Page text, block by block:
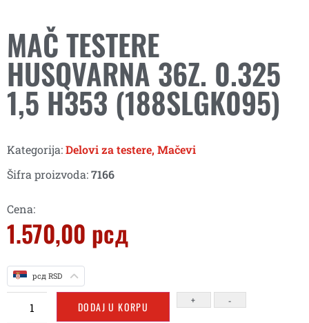
MAČ TESTERE
HUSQVARNA 36Z. 0.325
1,5 H353 (188SLGK095)
Kategorija:Delovi za testere, Mačevi
Šifra proizvoda:7166
Cena:
1.570,00 рсд
рсд RSD
+ -
DODAJ U KORPU